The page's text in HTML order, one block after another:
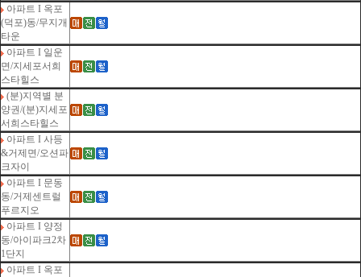
아파트 I 옥포
(덕포)동/무지개
타운
아파트 I 일운
면/지세포서희
스타힐스
(분)지역별 분
양권/(분)지세포
서희스타힐스
아파트 I 사등
&거제면/오션파
크자이
아파트 I 문동
동/거제센트럴
푸르지오
아파트 I 양정
동/아이파크2차
1단지
아파트 I 옥포